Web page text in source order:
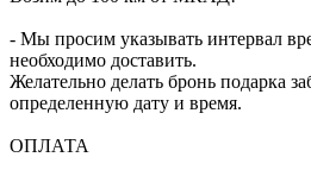
- Мы просим указывать интервал
необходимо доставить.
Желательно делать бронь подарка
определенную дату и время.
ОПЛАТА